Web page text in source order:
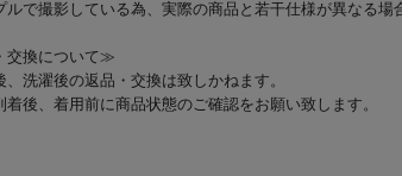
で撮影している為、実際の商品と若干仕様が異なる場
交換について≫
、洗濯後の返品・交換は致しかねます。
着後、着用前に商品状態のご確認をお願い致します。